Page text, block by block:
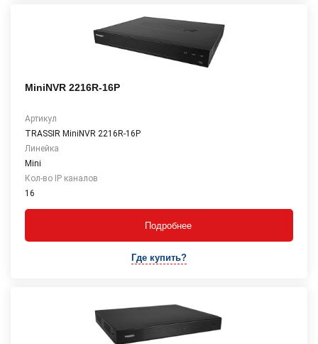
MiniNVR 2216R-16P
Артикул
TRASSIR MiniNVR 2216R-16P
Линейка
Mini
Кол-во IP каналов
16
Подробнее
Где купить?